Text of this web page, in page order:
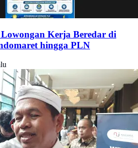
Kerja Beredar di
hingga PLN